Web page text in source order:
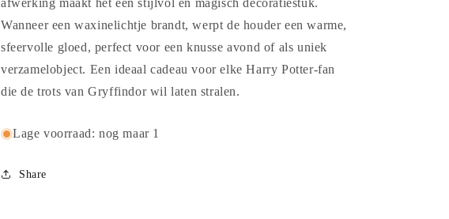
afwerking maakt het een stijlvol en magisch decoratiestuk.
Wanneer een waxinelichtje brandt, werpt de houder een warme,
sfeervolle gloed, perfect voor een knusse avond of als uniek
verzamelobject. Een ideaal cadeau voor elke Harry Potter-fan
die de trots van Gryffindor wil laten stralen.
Lage voorraad: nog maar 1
Share